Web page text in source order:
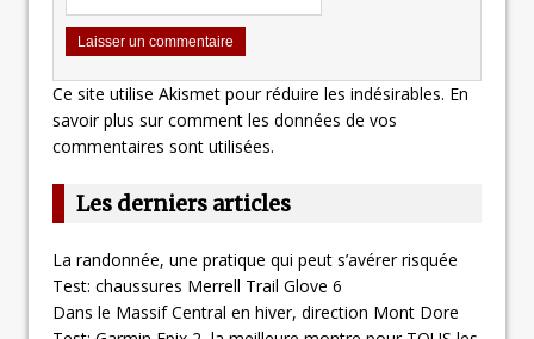
Ce site utilise Akismet pour réduire les indésirables. En
savoir plus sur comment les données de vos
commentaires sont utilisées.
Les derniers articles
La randonnée, une pratique qui peut s’avérer risquée
Test: chaussures Merrell Trail Glove 6
Dans le Massif Central en hiver, direction Mont Dore